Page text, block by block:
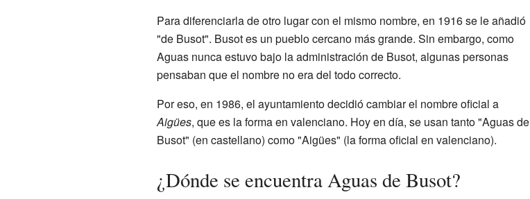
Para diferenciarla de otro lugar con el mismo nombre, en 1916 se le añadió
"de Busot". Busot es un pueblo cercano más grande. Sin embargo, como
Aguas nunca estuvo bajo la administración de Busot, algunas personas
pensaban que el nombre no era del todo correcto.
Por eso, en 1986, el ayuntamiento decidió cambiar el nombre oficial a
Aigües, que es la forma en valenciano. Hoy en día, se usan tanto "Aguas de
Busot" (en castellano) como "Aigües" (la forma oficial en valenciano).
¿Dónde se encuentra Aguas de Busot?